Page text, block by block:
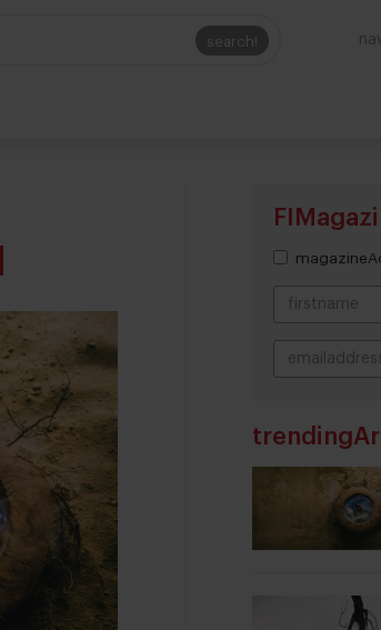
search!